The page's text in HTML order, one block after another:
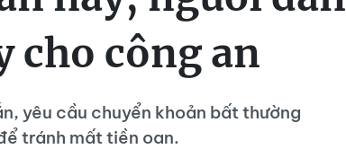
cho công an
yêu cầu chuyển khoản bất thường
tránh mất tiền oan.